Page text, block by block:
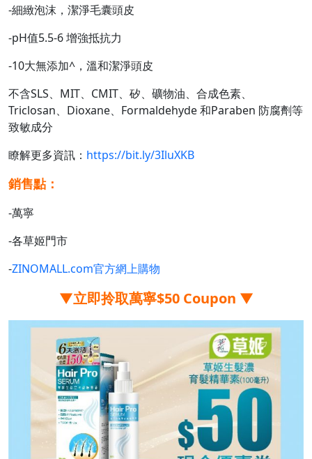
-細緻泡沫，潔淨毛囊頭皮
-pH值5.5-6 增強抵抗力
-10大無添加^，溫和潔淨頭皮
不含SLS、MIT、CMIT、矽、礦物油、合成色素、
Triclosan、Dioxane、Formaldehyde 和Paraben 防腐劑等
致敏成分
瞭解更多資訊： https://bit.ly/3IluXKB
銷售點：
-萬寧
-各草姬門市
-ZINOMALL.com官方網上購物
▼立即拎取萬寧$50 Coupon ▼